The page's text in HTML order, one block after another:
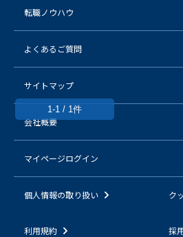
1-1 / 1件
転職ノウハウ
よくあるご質問
サイトマップ
会社概要
マイページログイン
個人情報の取り扱い ク
利用規約 採